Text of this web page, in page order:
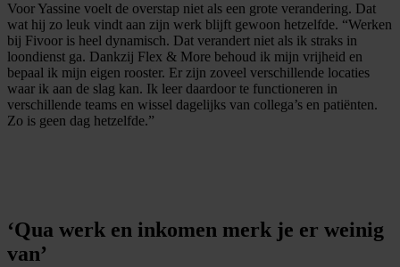
Voor Yassine voelt de overstap niet als een grote verandering. Dat
wat hij zo leuk vindt aan zijn werk blijft gewoon hetzelfde. “Werken
bij Fivoor is heel dynamisch. Dat verandert niet als ik straks in
loondienst ga. Dankzij Flex & More behoud ik mijn vrijheid en
bepaal ik mijn eigen rooster. Er zijn zoveel verschillende locaties
waar ik aan de slag kan. Ik leer daardoor te functioneren in
verschillende teams en wissel dagelijks van collega’s en patiënten.
Zo is geen dag hetzelfde.”
‘Qua werk en inkomen merk je er weinig
van’